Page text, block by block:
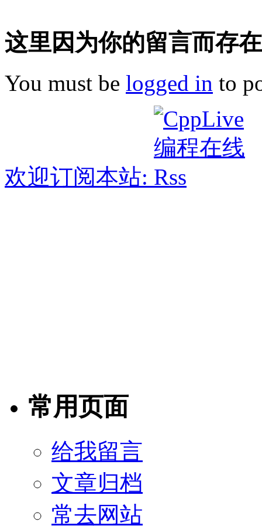
这里因为你的留言而存
You must be logged in to
欢迎订阅本站:
常用页面
给我留言
文章归档
常去网站